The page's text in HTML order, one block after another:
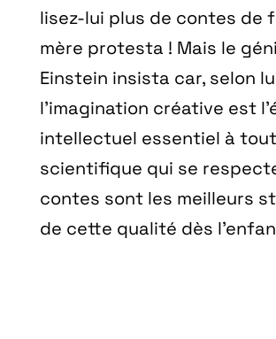
lisez-lui plus de contes de
mère protesta ! Mais le
Einstein insista car, selon
l’imagination créative est
intellectuel essentiel à tout
scientifique qui se
contes sont les meilleurs
de cette qualité dès